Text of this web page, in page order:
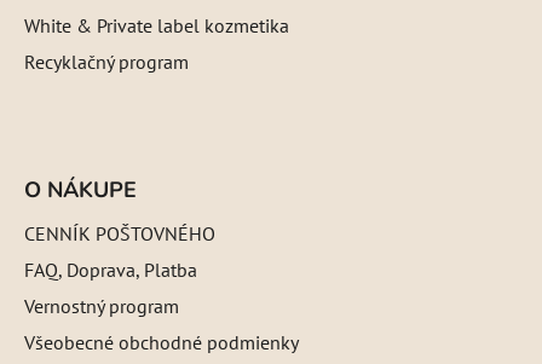
White & Private label kozmetika
Recyklačný program
O NÁKUPE
CENNÍK POŠTOVNÉHO
FAQ, Doprava, Platba
Vernostný program
Všeobecné obchodné podmienky